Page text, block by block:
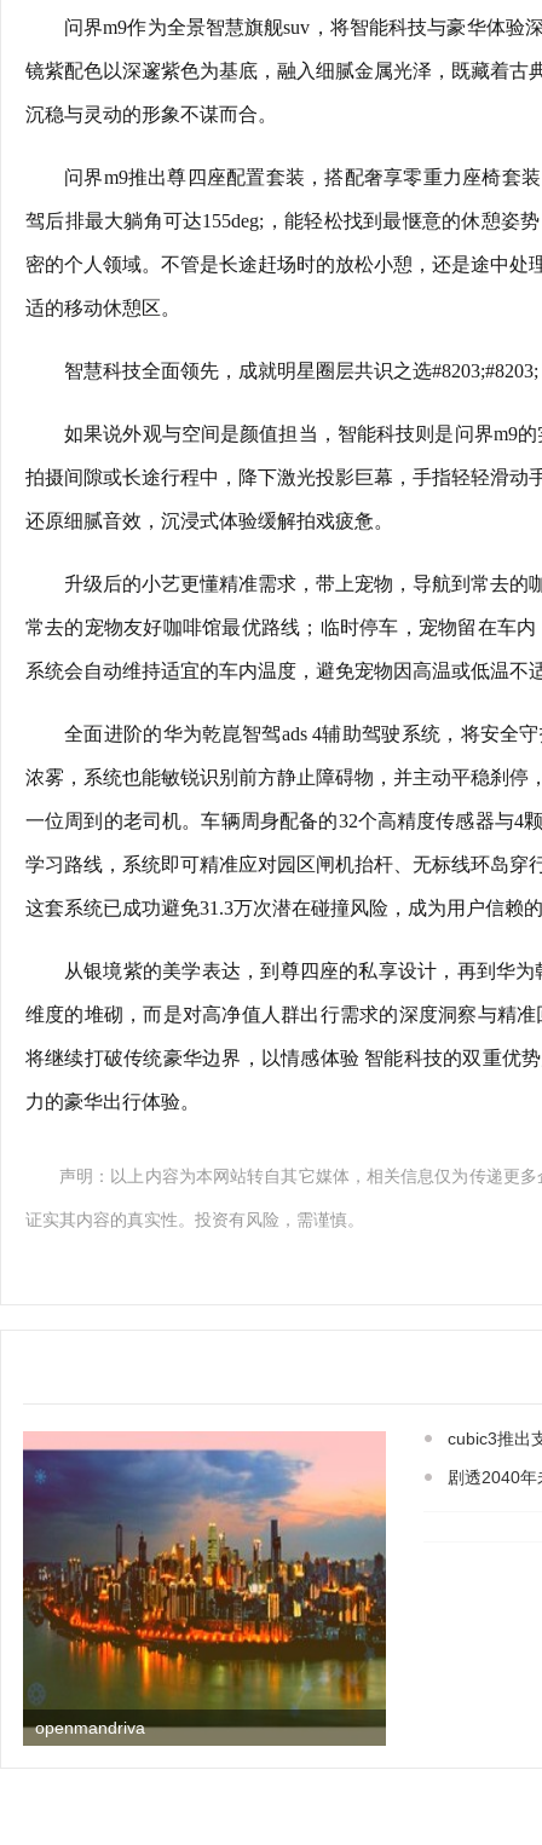
问界m9作为全景智慧旗舰suv，将智能科技与豪华体
镜紫配色以深邃紫色为基底，融入细腻金属光泽，既藏着
沉稳与灵动的形象不谋而合。
问界m9推出尊四座配置套装，搭配奢享零重力座椅套
驾后排最大躺角可达155deg;，能轻松找到最惬意的休憩姿
密的个人领域。不管是长途赶场时的放松小憩，还是途中
适的移动休憩区。
智慧科技全面领先，成就明星圈层共识之选#8203;#8203;
如果说外观与空间是颜值担当，智能科技则是问界m9
拍摄间隙或长途行程中，降下激光投影巨幕，手指轻轻滑
还原细腻音效，沉浸式体验缓解拍戏疲惫。
升级后的小艺更懂精准需求，带上宠物，导航到常去
常去的宠物友好咖啡馆最优路线；临时停车，宠物留在车
系统会自动维持适宜的车内温度，避免宠物因高温或低温
全面进阶的华为乾崑智驾ads 4辅助驾驶系统，将安全
浓雾，系统也能敏锐识别前方静止障碍物，并主动平稳刹
一位周到的老司机。车辆周身配备的32个高精度传感器与4
学习路线，系统即可精准应对园区闸机抬杆、无标线环岛
这套系统已成功避免31.3万次潜在碰撞风险，成为用户信赖
从银境紫的美学表达，到尊四座的私享设计，再到华
维度的堆砌，而是对高净值人群出行需求的深度洞察与精
将继续打破传统豪华边界，以情感体验 智能科技的双重优
力的豪华出行体验。
声明：以上内容为本网站转自其它媒体，相关信息仅为传递更
证实其内容的真实性。投资有风险，需谨慎。
openmandriva
cubic3推出
剧透2040